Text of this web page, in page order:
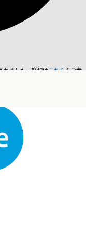
れました。詳細はこちら をご参